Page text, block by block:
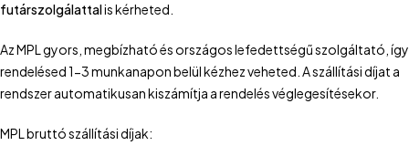
futárszolgálattalis kérheted.
Az MPL gyors, megbízható és országos lefedettségű szolgáltató, így
rendelésed 1-3 munkanapon belül kézhez veheted. A szállítási díjat a
rendszer automatikusan kiszámítja a rendelés véglegesítésekor.
MPL bruttó szállítási díjak: